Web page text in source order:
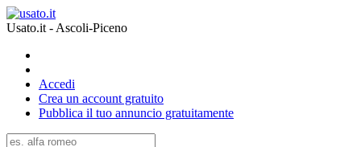
Usato.it - Ascoli-Piceno
Accedi
Crea un account gratuito
Pubblica il tuo annuncio gratuitamente